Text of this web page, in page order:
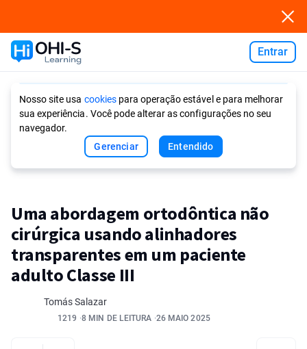
Entrar
Nosso site usa cookiespara operação estável e para melhorar
sua experiência. Você pode alterar as configurações no seu
navegador.
Gerenciar
Entendido
Uma abordagem ortodôntica não
cirúrgica usando alinhadores
transparentes em um paciente
adulto Classe III
Tomás Salazar
1219 8 MIN DE LEITURA 26 MAIO 2025